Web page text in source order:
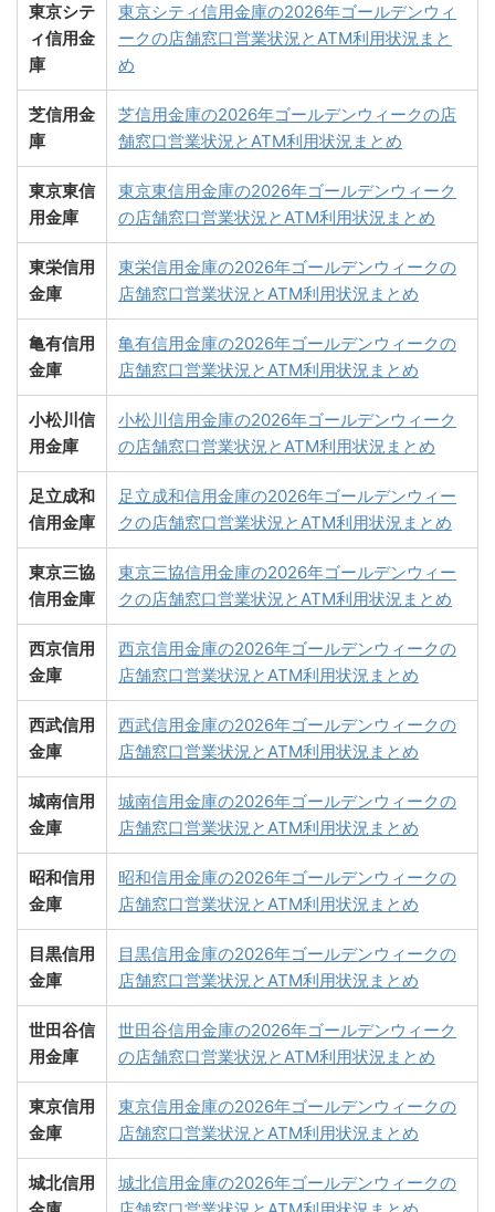
東京シテ
ィ信用金
庫
東京シティ信用金庫の2026年ゴールデンウィ
ークの店舗窓口営業状況とATM利用状況まと
め
芝信用金
庫
芝信用金庫の2026年ゴールデンウィークの店
舗窓口営業状況とATM利用状況まとめ
東京東信
用金庫
東京東信用金庫の2026年ゴールデンウィーク
の店舗窓口営業状況とATM利用状況まとめ
東栄信用
金庫
東栄信用金庫の2026年ゴールデンウィークの
店舗窓口営業状況とATM利用状況まとめ
亀有信用
金庫
亀有信用金庫の2026年ゴールデンウィークの
店舗窓口営業状況とATM利用状況まとめ
小松川信
用金庫
小松川信用金庫の2026年ゴールデンウィーク
の店舗窓口営業状況とATM利用状況まとめ
足立成和
信用金庫
足立成和信用金庫の2026年ゴールデンウィー
クの店舗窓口営業状況とATM利用状況まとめ
東京三協
信用金庫
東京三協信用金庫の2026年ゴールデンウィー
クの店舗窓口営業状況とATM利用状況まとめ
西京信用
金庫
西京信用金庫の2026年ゴールデンウィークの
店舗窓口営業状況とATM利用状況まとめ
西武信用
金庫
西武信用金庫の2026年ゴールデンウィークの
店舗窓口営業状況とATM利用状況まとめ
城南信用
金庫
城南信用金庫の2026年ゴールデンウィークの
店舗窓口営業状況とATM利用状況まとめ
昭和信用
金庫
昭和信用金庫の2026年ゴールデンウィークの
店舗窓口営業状況とATM利用状況まとめ
目黒信用
金庫
目黒信用金庫の2026年ゴールデンウィークの
店舗窓口営業状況とATM利用状況まとめ
世田谷信
用金庫
世田谷信用金庫の2026年ゴールデンウィーク
の店舗窓口営業状況とATM利用状況まとめ
東京信用
金庫
東京信用金庫の2026年ゴールデンウィークの
店舗窓口営業状況とATM利用状況まとめ
城北信用
城北信用金庫の2026年ゴールデンウィークの